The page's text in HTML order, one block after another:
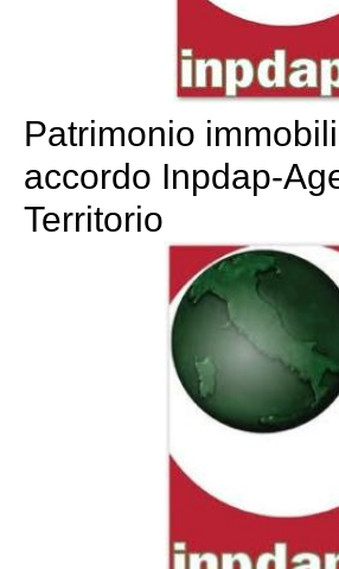
Patrimonio
accordo Inpdap-
Territorio